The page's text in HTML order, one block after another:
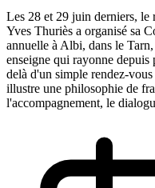
Les 28 et 29 juin derniers, le
Yves Thuriès a organisé sa
annuelle à Albi, dans le
enseigne qui rayonne depuis
delà d'un simple rendez-
illustre une philosophie de
l'accompagnement, le